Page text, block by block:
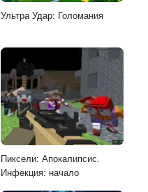
Ультра Удар: Голомания
Пиксели: Апокалипсис.
Инфекция: начало